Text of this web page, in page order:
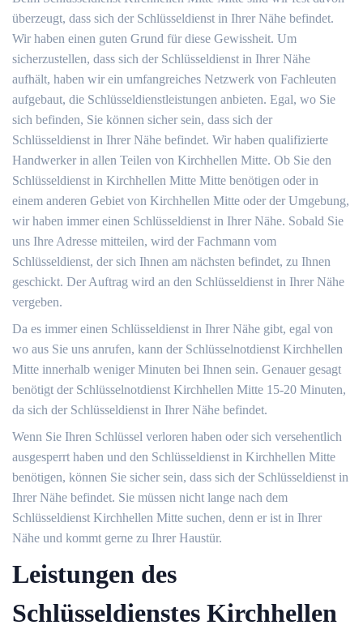
überzeugt, dass sich der Schlüsseldienst in Ihrer Nähe befindet.
Wir haben einen guten Grund für diese Gewissheit. Um
sicherzustellen, dass sich der Schlüsseldienst in Ihrer Nähe
aufhält, haben wir ein umfangreiches Netzwerk von Fachleuten
aufgebaut, die Schlüsseldienstleistungen anbieten. Egal, wo Sie
sich befinden, Sie können sicher sein, dass sich der
Schlüsseldienst in Ihrer Nähe befindet. Wir haben qualifizierte
Handwerker in allen Teilen von Kirchhellen Mitte. Ob Sie den
Schlüsseldienst in Kirchhellen Mitte Mitte benötigen oder in
einem anderen Gebiet von Kirchhellen Mitte oder der Umgebung,
wir haben immer einen Schlüsseldienst in Ihrer Nähe. Sobald Sie
uns Ihre Adresse mitteilen, wird der Fachmann vom
Schlüsseldienst, der sich Ihnen am nächsten befindet, zu Ihnen
geschickt. Der Auftrag wird an den Schlüsseldienst in Ihrer Nähe
vergeben.
Da es immer einen Schlüsseldienst in Ihrer Nähe gibt, egal von
wo aus Sie uns anrufen, kann der Schlüsselnotdienst Kirchhellen
Mitte innerhalb weniger Minuten bei Ihnen sein. Genauer gesagt
benötigt der Schlüsselnotdienst Kirchhellen Mitte 15-20 Minuten,
da sich der Schlüsseldienst in Ihrer Nähe befindet.
Wenn Sie Ihren Schlüssel verloren haben oder sich versehentlich
ausgesperrt haben und den Schlüsseldienst in Kirchhellen Mitte
benötigen, können Sie sicher sein, dass sich der Schlüsseldienst in
Ihrer Nähe befindet. Sie müssen nicht lange nach dem
Schlüsseldienst Kirchhellen Mitte suchen, denn er ist in Ihrer
Nähe und kommt gerne zu Ihrer Haustür.
Leistungen des
Schlüsseldienstes Kirchhellen